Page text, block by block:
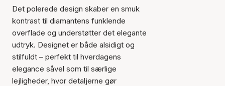
Varen er tilføjet til kurven
Det polerede design skaber en smuk
kontrast til diamantens funklende
overflade og understøtter det elegante
udtryk. Designet er både alsidigt og
stilfuldt – perfekt til hverdagens
elegance såvel som til særlige
lejligheder, hvor detaljerne gør